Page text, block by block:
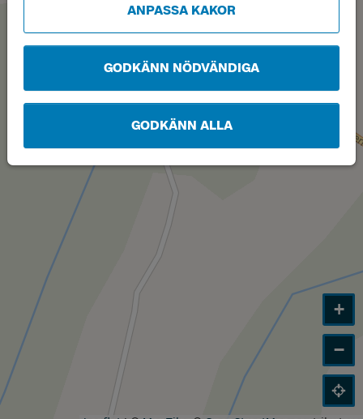
ANPASSA KAKOR
GODKÄNN NÖDVÄNDIGA
GODKÄNN ALLA
+
−